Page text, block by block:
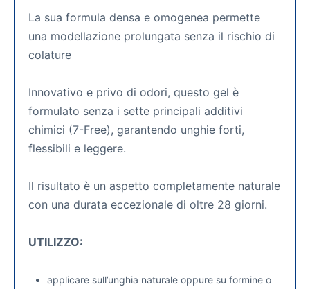
La sua formula densa e omogenea permette
una modellazione prolungata senza il rischio di
colature
Innovativo e privo di odori, questo gel è
formulato senza i sette principali additivi
chimici (7-Free), garantendo unghie forti,
flessibili e leggere.
Il risultato è un aspetto completamente naturale
con una durata eccezionale di oltre 28 giorni.
UTILIZZO:
applicare sull’unghia naturale oppure su formine o